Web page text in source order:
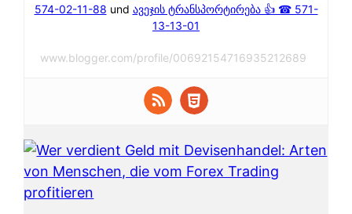
574-02-11-88 und ავეჯის ტრანსპორტირება 👍 ☎ 571-
13-13-01
www.blogger.com/profile/00692154716935212689